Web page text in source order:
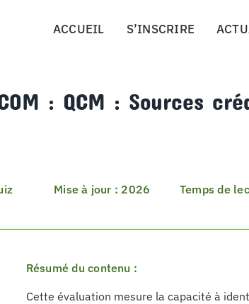
ACCUEIL S’INSCRIRE
: QCM : Sources
Mise à jour : 2026 Temps de
Résumé du contenu :
Cette évaluation mesure la capacité à